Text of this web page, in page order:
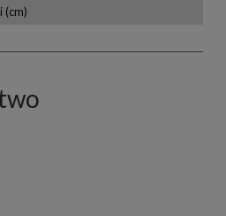
(cm)